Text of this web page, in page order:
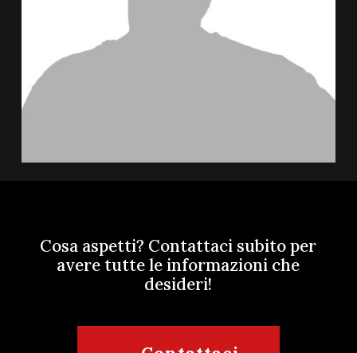
Cosa aspetti? Contattaci subito per
avere tutte le informazioni che
desideri!